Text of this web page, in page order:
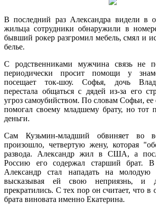
В последний раз Александра видели в
жильца сотрудники обнаружили в
бывший рокер разгромил мебель, смял и
белье.
С родственниками мужчина связь не
периодически просит помощи у
посещает ток-шоу. Софья, дочь
перестала общаться с дядей из-за его
угроз самоубийством. По словам Софьи, ее
помогал своему младшему брату, но тот
деньги.
Сам Кузьмин-младший обвиняет во
произошло, четвертую жену, которая
развода. Александр жил в США, а
Россию его содержал старший брат.
Александр стал нападать на
высказывая ей свою неприязнь, и
прекратились. С тех пор он считает, что
брата виновата именно Екатерина.